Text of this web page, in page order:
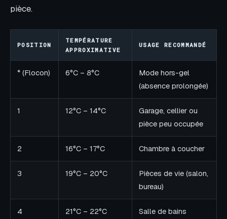
pièce.
POSITION
TEMPÉRATURE
APPROXIMATIVE
USAGE RECOMMANDÉ
* (Flocon) 6°C – 8°C
Mode hors-gel
(absence prolongée)
1 12°C – 14°C
Garage, cellier ou
pièce peu occupée
2 16°C – 17°C Chambre à coucher
3 19°C – 20°C
Pièces de vie (salon,
bureau)
4 21°C – 22°C Salle de bains